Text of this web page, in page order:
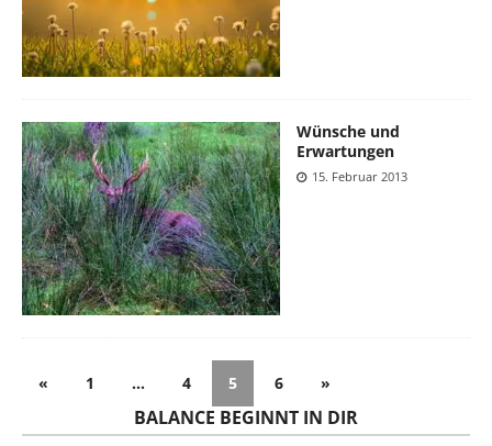
Wünsche und
Erwartungen
15. Februar 2013
« 1 … 4 5 6 »
BALANCE BEGINNT IN DIR